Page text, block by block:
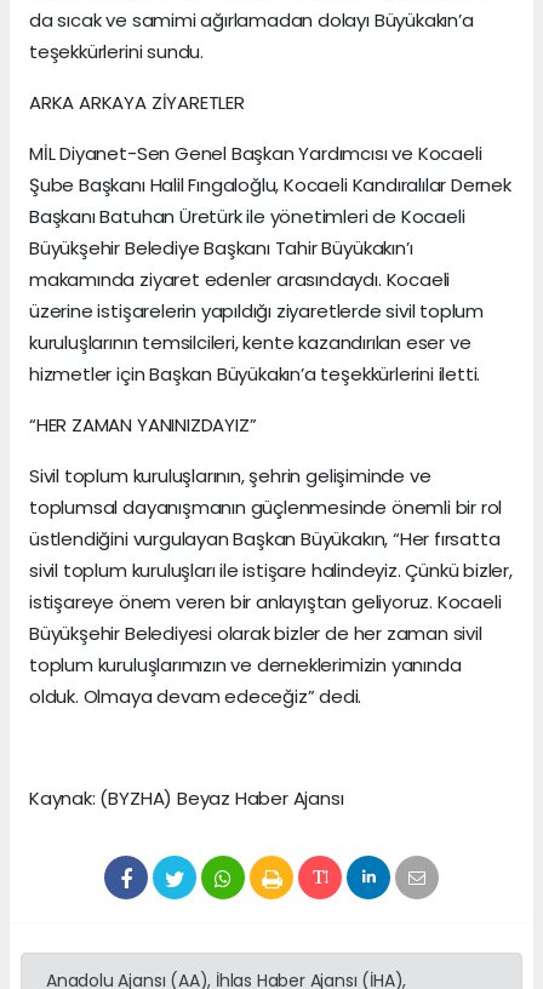
da sıcak ve samimi ağırlamadan dolayı Büyükakın’a
teşekkürlerini sundu.
ARKA ARKAYA ZİYARETLER
MİL Diyanet-Sen Genel Başkan Yardımcısı ve Kocaeli
Şube Başkanı Halil Fıngaloğlu, Kocaeli Kandıralılar Dernek
Başkanı Batuhan Üretürk ile yönetimleri de Kocaeli
Büyükşehir Belediye Başkanı Tahir Büyükakın’ı
makamında ziyaret edenler arasındaydı. Kocaeli
üzerine istişarelerin yapıldığı ziyaretlerde sivil toplum
kuruluşlarının temsilcileri, kente kazandırılan eser ve
hizmetler için Başkan Büyükakın’a teşekkürlerini iletti.
“HER ZAMAN YANINIZDAYIZ”
Sivil toplum kuruluşlarının, şehrin gelişiminde ve
toplumsal dayanışmanın güçlenmesinde önemli bir rol
üstlendiğini vurgulayan Başkan Büyükakın, “Her fırsatta
sivil toplum kuruluşları ile istişare halindeyiz. Çünkü bizler,
istişareye önem veren bir anlayıştan geliyoruz. Kocaeli
Büyükşehir Belediyesi olarak bizler de her zaman sivil
toplum kuruluşlarımızın ve derneklerimizin yanında
olduk. Olmaya devam edeceğiz” dedi.
Kaynak: (BYZHA) Beyaz Haber Ajansı
Anadolu Ajansı (AA), İhlas Haber Ajansı (İHA),